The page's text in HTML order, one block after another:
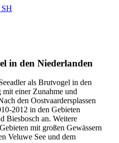
in den Niederlanden
als Brutvogel in den
mit einer Zunahme und
den Oostvaardersplassen
2012 in den Gebieten
Biesbosch an. Weitere
mit großen Gewässern
Veluwe See und dem